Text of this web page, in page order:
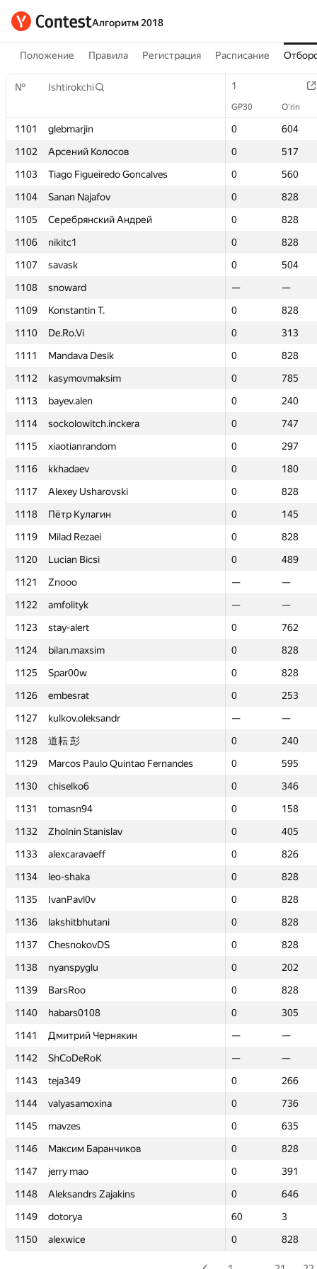
Алгоритм 2018
Положение Правила Регистрация Расписание
№ Ishtirokchi 1
GP30 O‘rin
1101 glebmarjin 0
604
1102
Арсений Колосов 0
517
1103
Tiago Figueiredo Goncalves 0
560
1104
Sanan Najafov 0
828
1105
Серебрянский Андрей 0
828
1106
nikitc1 0
828
1107
savask 0
504
1108
snoward —
—
1109
Konstantin T. 0
828
1110
De.Ro.Vi 0
313
1111
Mandava Desik 0
828
1112
kasymovmaksim 0
785
1113
bayev.alen 0
240
1114
sockolowitch.inckera 0
747
1115
xiaotianrandom 0
297
1116
kkhadaev 0
180
1117
Alexey Usharovski 0
828
1118
Пётр Кулагин 0
145
1119
Milad Rezaei 0
828
1120
Lucian Bicsi 0
489
1121
Znooo —
—
1122
amfolityk —
—
1123
stay-alert 0
762
1124
bilan.maxsim 0
828
1125
Spar00w 0
828
1126
embesrat 0
253
1127
kulkov.oleksandr —
—
1128
道耘 彭 0
240
1129
Marcos Paulo Quintao Fernandes 0
595
1130
chiselko6 0
346
1131
tomasn94 0
158
1132
Zholnin Stanislav 0
405
1133
alexcaravaeff 0
826
1134
leo-shaka 0
828
1135
IvanPavl0v 0
828
1136
lakshitbhutani 0
828
1137
ChesnokovDS 0
828
1138
nyanspyglu 0
202
1139
BarsRoo 0
828
1140
habars0108 0
305
1141
Дмитрий Чернякин —
—
1142
ShCoDeRoK —
—
1143
teja349 0
266
1144
valyasamoxina 0
736
1145
mavzes 0
635
1146
Максим Баранчиков 0
828
1147
jerry mao 0
391
1148
Aleksandrs Zajakins 0
646
1149
dotorya 60
3
1150
alexwice 0 828
№ Ishtirokchi 1
GP30 O‘rin
1101 glebmarjin 0
604
1102
Арсений Колосов 0
517
1103
Tiago Figueiredo Goncalves 0
560
1104
Sanan Najafov 0
828
1105
Серебрянский Андрей 0
828
1106
nikitc1 0
828
1107
savask 0
504
1108
snoward —
—
1109
Konstantin T. 0
828
1110
De.Ro.Vi 0
313
1111
Mandava Desik 0
828
1112
kasymovmaksim 0
785
1113
bayev.alen 0
240
1114
sockolowitch.inckera 0
747
1115
xiaotianrandom 0
297
1116
kkhadaev 0
180
1117
Alexey Usharovski 0
828
1118
Пётр Кулагин 0
145
1119
Milad Rezaei 0
828
1120
Lucian Bicsi 0
489
1121
Znooo —
—
1122
amfolityk —
—
1123
stay-alert 0
762
1124
bilan.maxsim 0
828
1125
Spar00w 0
828
1126
embesrat 0
253
1127
kulkov.oleksandr —
—
1128
道耘 彭 0
240
1129
Marcos Paulo Quintao Fernandes 0
595
1130
chiselko6 0
346
1131
tomasn94 0
158
1132
Zholnin Stanislav 0
405
1133
alexcaravaeff 0
826
1134
leo-shaka 0
828
1135
IvanPavl0v 0
828
1136
lakshitbhutani 0
828
1137
ChesnokovDS 0
828
1138
nyanspyglu 0
202
1139
BarsRoo 0
828
1140
habars0108 0
305
1141
Дмитрий Чернякин —
—
1142
ShCoDeRoK —
—
1143
teja349 0
266
1144
valyasamoxina 0
736
1145
mavzes 0
635
1146
Максим Баранчиков 0
828
1147
jerry mao 0
391
1148
Aleksandrs Zajakins 0
646
1149
dotorya 60
3
1150
alexwice 0 828